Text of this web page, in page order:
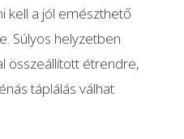
kell a jól emészthető
Súlyos helyzetben
összeállított étrendre,
táplálás válhat